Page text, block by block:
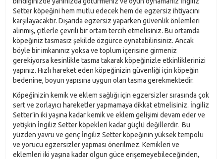
Setter köpeğini hem mutlu edecek hem de egzersiz ihtiyacını
karşılayacaktır. Dışarıda egzersiz yaparken güvenlik önlemleri
alınmış, çitlerle çevrili bir ortam tercih etmelisiniz. Bu ortamda
köpeğiniz tasmasız şekilde özgürce oynatabilirisiniz. Ancak
böyle bir imkanınız yoksa ve toplum içerisine girmeniz
gerekiyorsa kesinlikle tasma takarak köpeğinizle etkinliklerinizi
yapınız. Hızlı hareket eden köpeğinizin güvenliği için köpeğin
bedenine, boyun yapısına uygun olan tasma gerekmektedir.
Köpeğinizin kemik ve eklem sağlığı için egzersizler sırasında çok
sert ve zorlayıcı hareketler yapmamaya dikkat etmelisiniz. İngiliz
Setter’in iki yaşına kadar kemik ve eklem gelişimi devam eder ve
yetişkin İngiliz Setter köpekleri kadar güçlü değillerdir. Bu
yüzden yavru ve genç İngiliz Setter köpeğinin yüksek tempolu
ve yorucu egzersizler yapması önerilmez. Kemikleri ve
eklemleri iki yaşına kadar olgun güce erişemeyebileceğinden,